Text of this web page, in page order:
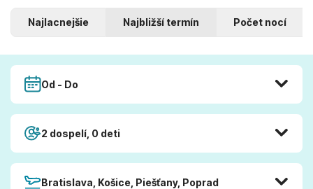
Najlacnejšie Najbližší termín Počet nocí
Od - Do
2 dospelí, 0 deti
Bratislava, Košice, Piešťany, Poprad